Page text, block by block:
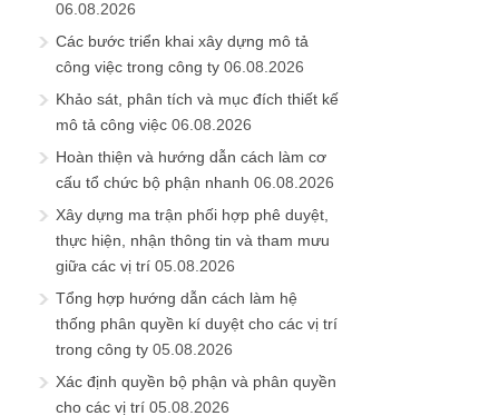
06.08.2026
Các bước triển khai xây dựng mô tả
công việc trong công ty 06.08.2026
Khảo sát, phân tích và mục đích thiết kế
mô tả công việc 06.08.2026
Hoàn thiện và hướng dẫn cách làm cơ
cấu tổ chức bộ phận nhanh 06.08.2026
Xây dựng ma trận phối hợp phê duyệt,
thực hiện, nhận thông tin và tham mưu
giữa các vị trí 05.08.2026
Tổng hợp hướng dẫn cách làm hệ
thống phân quyền kí duyệt cho các vị trí
trong công ty 05.08.2026
Xác định quyền bộ phận và phân quyền
cho các vị trí 05.08.2026